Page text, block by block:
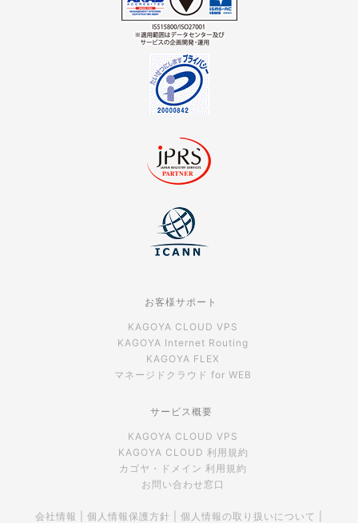
お客様サポート
KAGOYA CLOUD VPS
KAGOYA Internet Routing
KAGOYA FLEX
マネージドクラウド for WEB
サービス概要
KAGOYA CLOUD VPS
KAGOYA CLOUD 利用規約
カゴヤ・ドメイン 利用規約
お問い合わせ窓口
会社情報 個人情報保護方針 個人情報の取り扱いについて